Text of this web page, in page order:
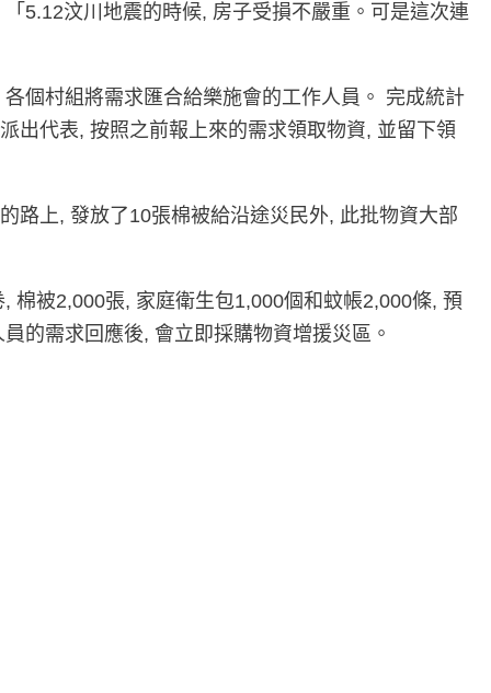
5.12汶川地震的時候, 房子受損不嚴重。可是這次連
個村組將需求匯合給樂施會的工作人員。 完成統計
出代表, 按照之前報上來的需求領取物資, 並留下領
路上, 發放了10張棉被給沿途災民外, 此批物資大部
棉被2,000張, 家庭衛生包1,000個和蚊帳2,000條, 預
的需求回應後, 會立即採購物資增援災區。